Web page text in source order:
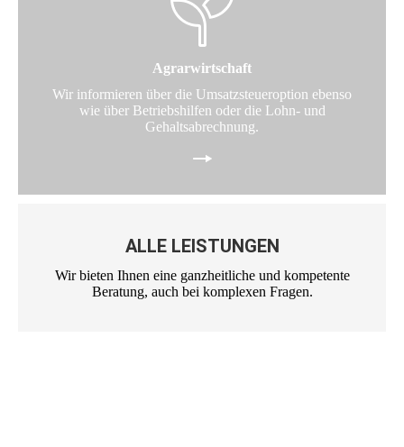
Agrarwirtschaft
Wir informieren über die Umsatz­steuer­option ebenso
wie über Betriebshilfen oder die Lohn- und
Gehaltsabrechnung.
ALLE LEISTUNGEN
Wir bieten Ihnen eine ganzheitliche und kompetente
Beratung, auch bei komplexen Fragen.